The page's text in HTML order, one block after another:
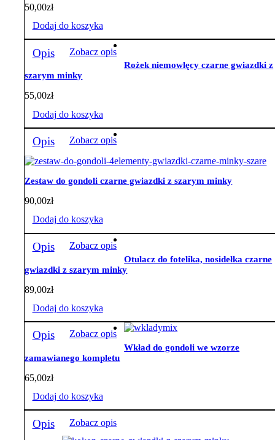
50,00zł
Dodaj do koszyka
Opis Zobacz opis
Rożek niemowlęcy czarne gwiazdki z
szarym minky
55,00zł
Dodaj do koszyka
Opis Zobacz opis
Zestaw do gondoli czarne gwiazdki z szarym minky
90,00zł
Dodaj do koszyka
Opis Zobacz opis
Otulacz do fotelika, nosidełka czarne
gwiazdki z szarym minky
89,00zł
Dodaj do koszyka
Opis Zobacz opis
Wkład do gondoli we wzorze
zamawianego kompletu
65,00zł
Dodaj do koszyka
Opis Zobacz opis